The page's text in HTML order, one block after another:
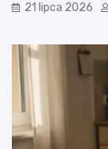
21 lipca 2026